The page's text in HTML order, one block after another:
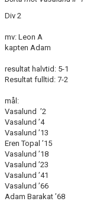
Div 2
mv: Leon A
kapten Adam
resultat halvtid: 5-1
Resultat fulltid: 7-2
mål:
Vasalund ’2
Vasalund ’4
Vasalund ’13
Eren Topal ’15
Vasalund ’18
Vasalund ’23
Vasalund ’41
Vasalund ’66
Adam Barakat ’68